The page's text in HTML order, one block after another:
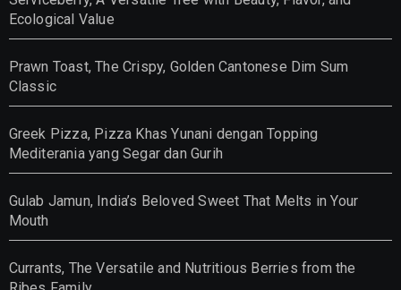
Ecological Value
Prawn Toast, The Crispy, Golden Cantonese Dim Sum
Classic
Greek Pizza, Pizza Khas Yunani dengan Topping
Mediterania yang Segar dan Gurih
Gulab Jamun, India’s Beloved Sweet That Melts in Your
Mouth
Currants, The Versatile and Nutritious Berries from the